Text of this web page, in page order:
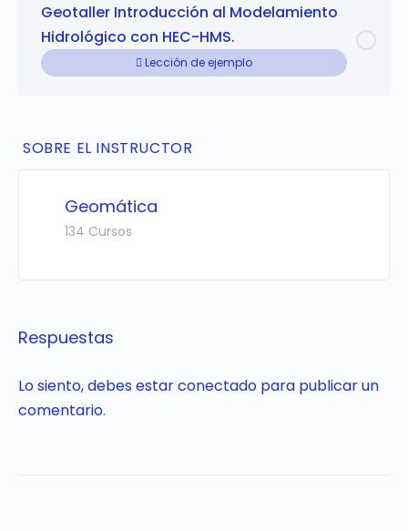
Geotaller Introducción al Modelamiento
Hidrológico con HEC-HMS.
Lección de ejemplo
SOBRE EL INSTRUCTOR
Geomática
134 Cursos
Respuestas
Lo siento, debes estarconectado para publicar un
comentario.